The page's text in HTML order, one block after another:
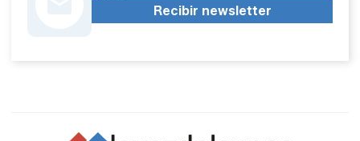
Recibir newsletter